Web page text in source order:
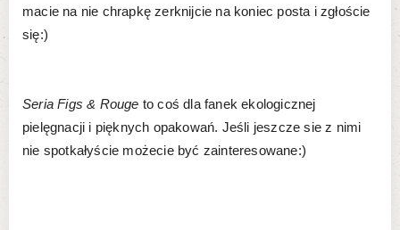
macie na nie chrapkę zerknijcie na koniec posta i zgłoście
się:)
Seria Figs & Rouge to coś dla fanek ekologicznej
pielęgnacji i pięknych opakowań. Jeśli jeszcze sie z nimi
nie spotkałyście możecie być zainteresowane:)